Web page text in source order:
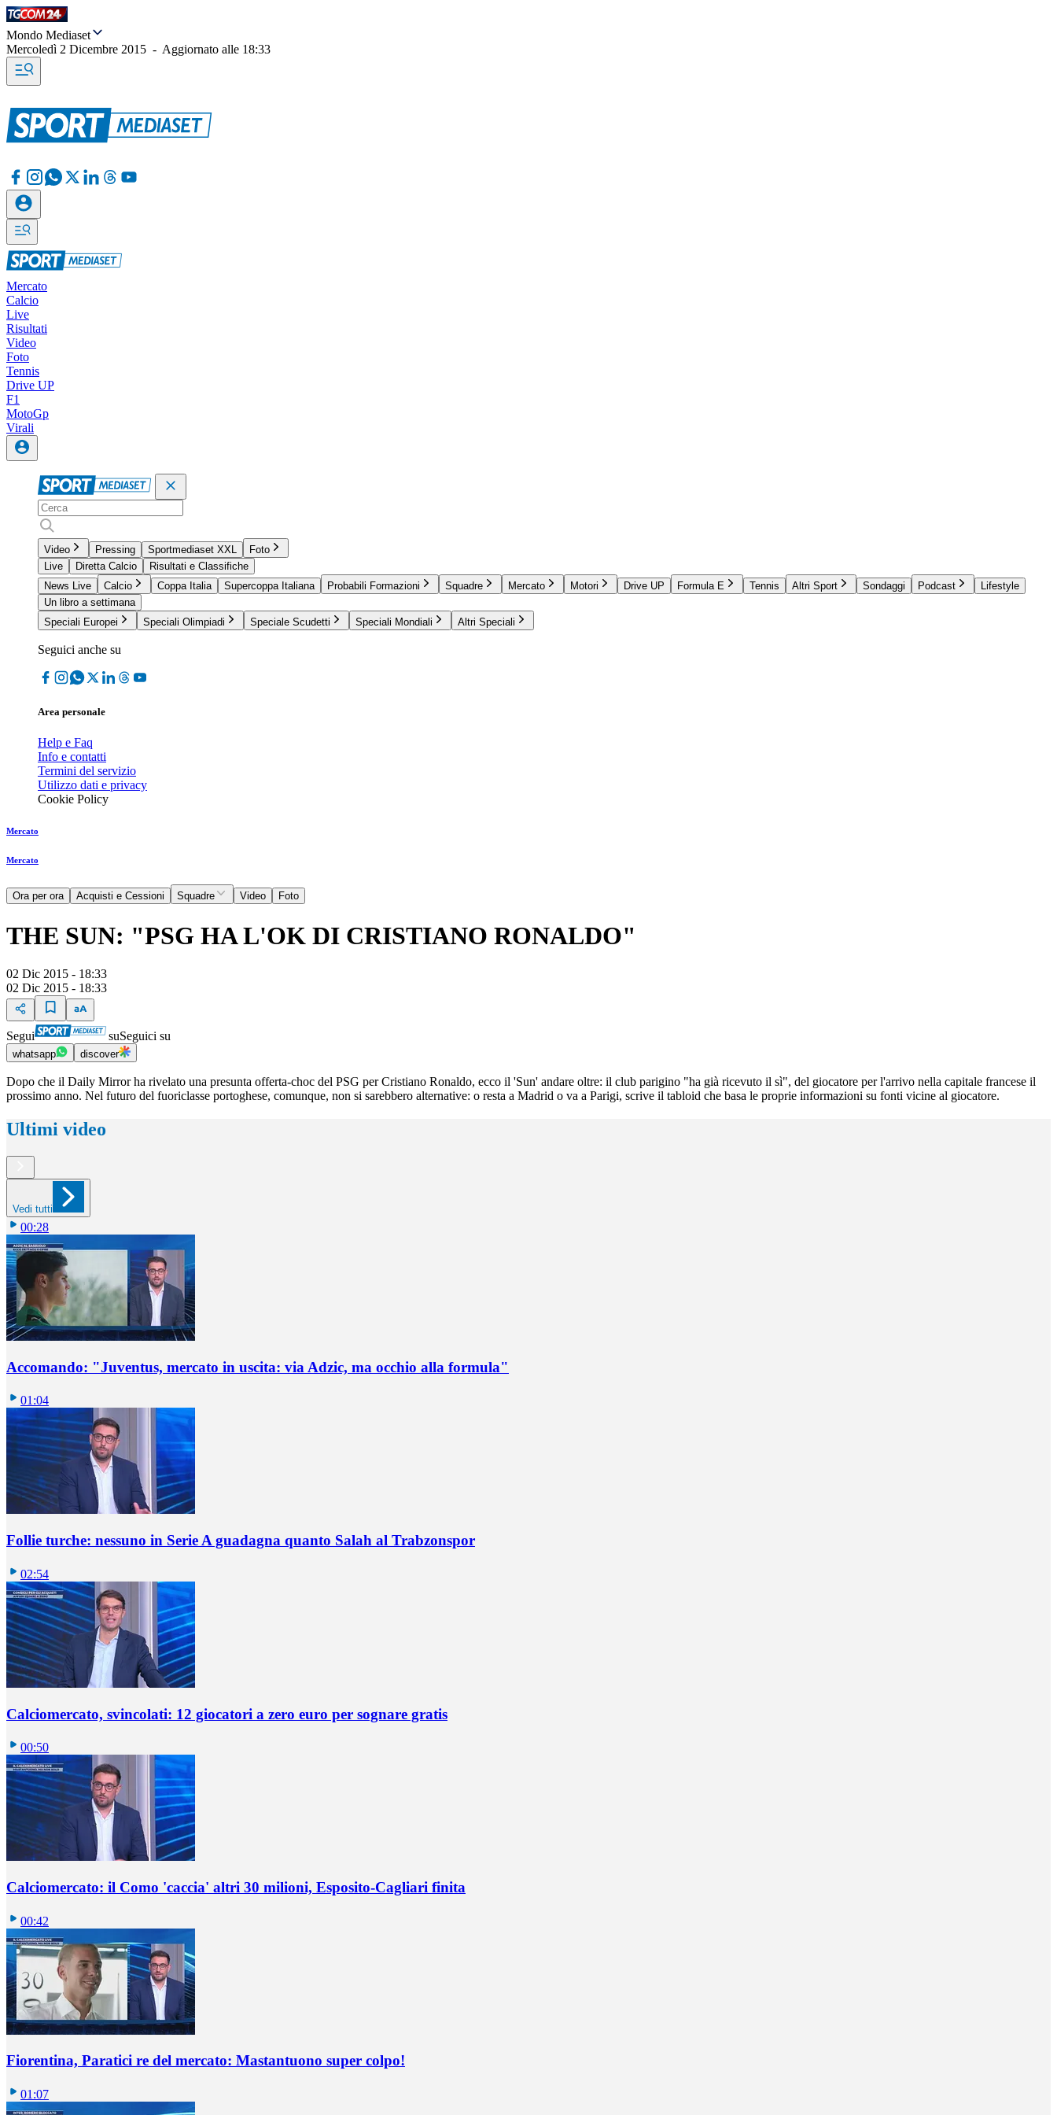
Mondo Mediaset
Mercoledì 2 Dicembre 2015 - Aggiornato alle 18:33
Mercato
Calcio
Live
Risultati
Video
Foto
Tennis
Drive UP
F1
MotoGp
Virali
Video Pressing Sportmediaset XXL
Foto
Live
Diretta Calcio
Risultati e Classifiche
News Live
Calcio Coppa Italia Supercoppa Italiana Probabili Formazioni Squadre Mercato Motori Drive UP Formula E Tennis Altri Sport Sondaggi Podcast
Lifestyle
Un libro a settimana
Speciali Europei
Speciali Olimpiadi Speciale Scudetti Speciali Mondiali Altri Speciali
Seguici anche su
Area personale
Help e Faq
Info e contatti
Termini del servizio
Utilizzo dati e privacy
Cookie Policy
Mercato
Mercato
Ora per ora Acquisti e Cessioni Squadre Video Foto
THE SUN: "PSG HA L'OK DI CRISTIANO RONALDO"
02 Dic 2015 - 18:33
02 Dic 2015 - 18:33
Segui suSeguici su
whatsapp discover
Dopo che il Daily Mirror ha rivelato una presunta offerta-choc del PSG per Cristiano Ronaldo, ecco il 'Sun' andare oltre: il club parigino "ha già ricevuto il sì", del giocatore per l'arrivo nella capitale francese il
prossimo anno. Nel futuro del fuoriclasse portoghese, comunque, non si sarebbero alternative: o resta a Madrid o va a Parigi, scrive il tabloid che basa le proprie informazioni su fonti vicine al giocatore.
Ultimi video
Vedi tutti
00:28
Accomando: "Juventus, mercato in uscita: via Adzic, ma occhio alla formula"
01:04
Follie turche: nessuno in Serie A guadagna quanto Salah al Trabzonspor
02:54
Calciomercato, svincolati: 12 giocatori a zero euro per sognare gratis
00:50
Calciomercato: il Como 'caccia' altri 30 milioni, Esposito-Cagliari finita
00:42
Fiorentina, Paratici re del mercato: Mastantuono super colpo!
01:07